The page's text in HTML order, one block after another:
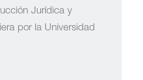
Jurídica y
por la Universidad